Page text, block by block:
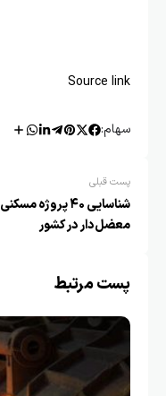
Source link
سهام:
پست قبلی
شناسایی ۴۰ پروژه مسکنی
معضل‌دار در کشور
پست مرتبط